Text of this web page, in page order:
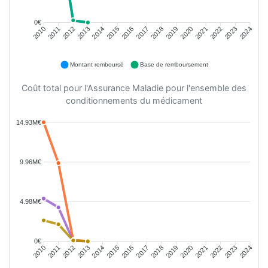
0€
20102011201220132014201520162017 2018201920202021202220232024
Montant remboursé Base de remboursement
Coût total pour l'Assurance Maladie pour l'ensemble des
conditionnements du médicament
14.93M€
9.96M€
4.98M€
0€
20102011201220132014201520162017 2018201920202021202220232024